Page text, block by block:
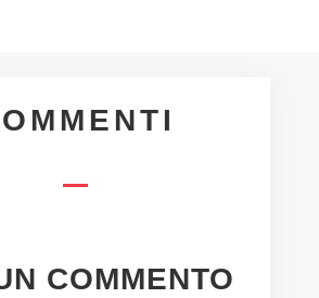
COMMENTO